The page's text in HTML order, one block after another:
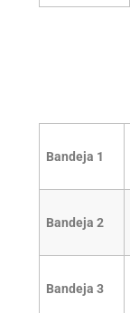
Bandeja 1
Bandeja 2
Bandeja 3